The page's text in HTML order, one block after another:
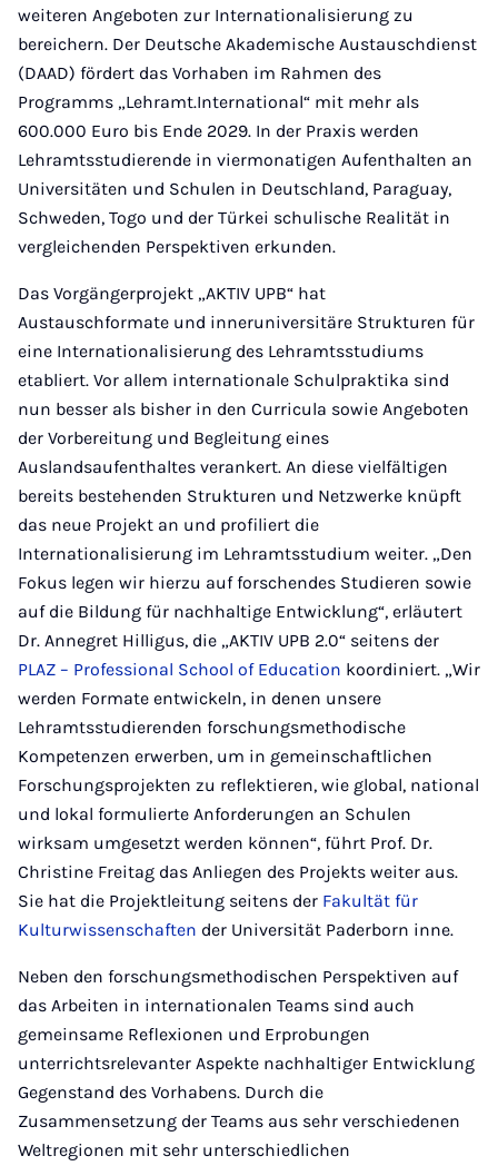
weiteren Angeboten zur Internationalisierung zu
bereichern. Der Deutsche Akademische Austauschdienst
(DAAD) fördert das Vorhaben im Rahmen des
Programms „Lehramt.International“ mit mehr als
600.000 Euro bis Ende 2029. In der Praxis werden
Lehramtsstudierende in viermonatigen Aufenthalten an
Universitäten und Schulen in Deutschland, Paraguay,
Schweden, Togo und der Türkei schulische Realität in
vergleichenden Perspektiven erkunden.
Das Vorgängerprojekt „AKTIV UPB“ hat
Austauschformate und inneruniversitäre Strukturen für
eine Internationalisierung des Lehramtsstudiums
etabliert. Vor allem internationale Schulpraktika sind
nun besser als bisher in den Curricula sowie Angeboten
der Vorbereitung und Begleitung eines
Auslandsaufenthaltes verankert. An diese vielfältigen
bereits bestehenden Strukturen und Netzwerke knüpft
das neue Projekt an und profiliert die
Internationalisierung im Lehramtsstudium weiter. „Den
Fokus legen wir hierzu auf forschendes Studieren sowie
auf die Bildung für nachhaltige Entwicklung“, erläutert
Dr. Annegret Hilligus, die „AKTIV UPB 2.0“ seitens der
PLAZ – Professional School of Education koordiniert. „Wir
werden Formate entwickeln, in denen unsere
Lehramtsstudierenden forschungsmethodische
Kompetenzen erwerben, um in gemeinschaftlichen
Forschungsprojekten zu reflektieren, wie global, national
und lokal formulierte Anforderungen an Schulen
wirksam umgesetzt werden können“, führt Prof. Dr.
Christine Freitag das Anliegen des Projekts weiter aus.
Sie hat die Projektleitung seitens der Fakultät für
Kulturwissenschaften der Universität Paderborn inne.
Neben den forschungsmethodischen Perspektiven auf
das Arbeiten in internationalen Teams sind auch
gemeinsame Reflexionen und Erprobungen
unterrichtsrelevanter Aspekte nachhaltiger Entwicklung
Gegenstand des Vorhabens. Durch die
Zusammensetzung der Teams aus sehr verschiedenen
Weltregionen mit sehr unterschiedlichen